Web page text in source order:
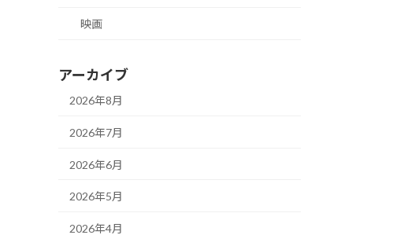
映画
アーカイブ
2026年8月
2026年7月
2026年6月
2026年5月
2026年4月